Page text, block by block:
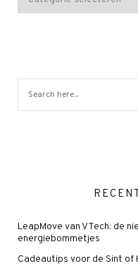
LeapMove van VTech: de
energiebommetjes
Cadeautips voor de Sint of